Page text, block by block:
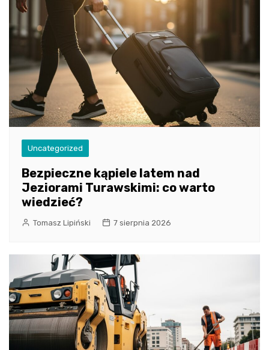
Uncategorized
Bezpieczne kąpiele latem nad
Jeziorami Turawskimi: co warto
wiedzieć?
Tomasz Lipiński 7 sierpnia 2026